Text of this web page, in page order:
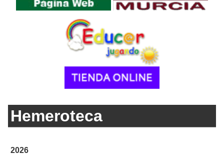
Hemeroteca
2026